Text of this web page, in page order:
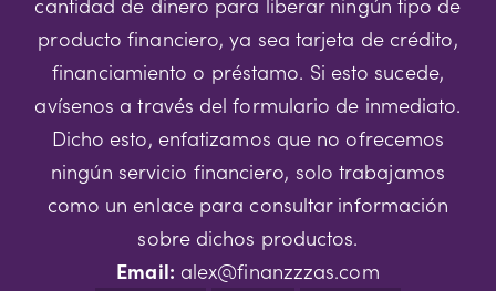
producto financiero, ya sea tarjeta de crédito,
financiamiento o préstamo. Si esto sucede,
avísenos a través del formulario de inmediato.
Dicho esto, enfatizamos que no ofrecemos
ningún servicio financiero, solo trabajamos
como un enlace para consultar información
sobre dichos productos.
Email: alex@finanzzzas.com